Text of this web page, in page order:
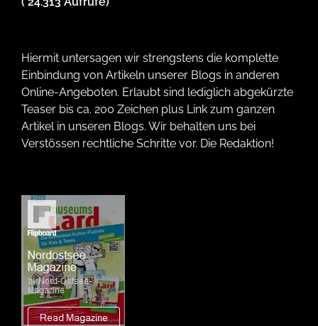
Wir verwenden Technologien wie Cookies, um Geräteinformationen zu
speichern und/oder darauf zuzugreifen. Wir tun dies, um das Browsing-
Erlebnis zu verbessern und um (nicht) personalisierte Werbung
anzuzeigen. Wenn du nicht zustimmst oder die Zustimmung widerrufst,
kann dies bestimmte Merkmale und Funktionen beeinträchtigen.
Nur funktionale Cookies
Hiermit untersagen wir strengstens die komplette
Einbindung von Artikeln unserer Blogs in anderen
Online-Angeboten. Erlaubt sind lediglich abgekürzte
Teaser bis ca. 200 Zeichen plus Link zum ganzen
Artikel in unseren Blogs. Wir behalten uns bei
Verstössen rechtliche Schritte vor. Die Redaktion!